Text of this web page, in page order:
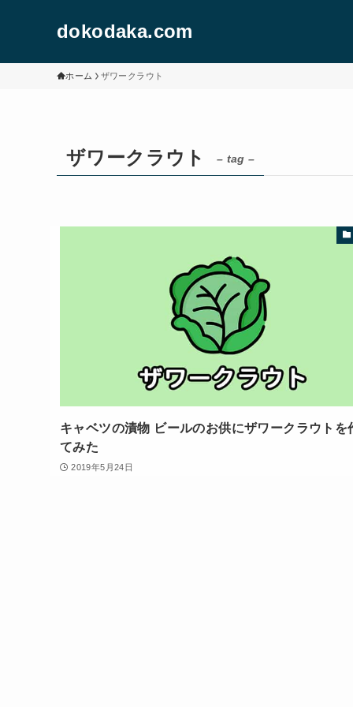
dokodaka.com
ホーム ザワークラウト
ザワークラウト – tag –
キャベツの漬物 ビールのお供にザワークラウトを
てみた
2019年5月24日